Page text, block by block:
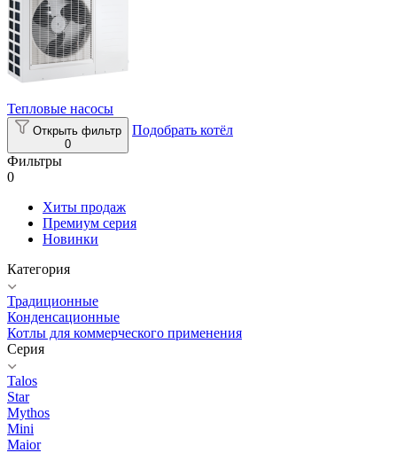
Тепловые насосы
Открыть фильтр
0
Подобрать котёл
Фильтры
0
Хиты продаж
Премиум серия
Новинки
Категория
Традиционные
Конденсационные
Котлы для коммерческого применения
Серия
Talos
Star
Mythos
Mini
Maior